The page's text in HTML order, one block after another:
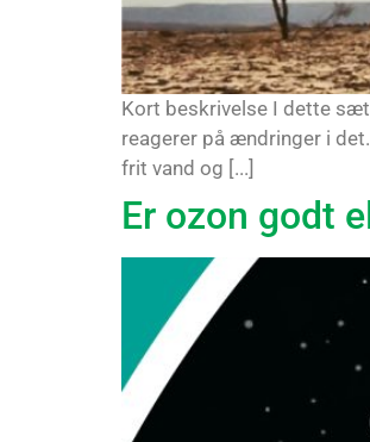
Kort beskrivelse I dette
reagerer på ændringer i
frit vand og [...]
Er ozon godt